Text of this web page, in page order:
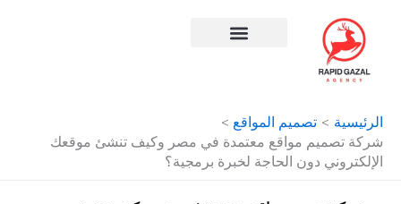
الرئيسية
تصميم المواقع
شركة تصميم مواقع معتمدة في مصر وكيف تنشئ موقعك
الإلكتروني دون الحاجة لخبرة برمجية؟